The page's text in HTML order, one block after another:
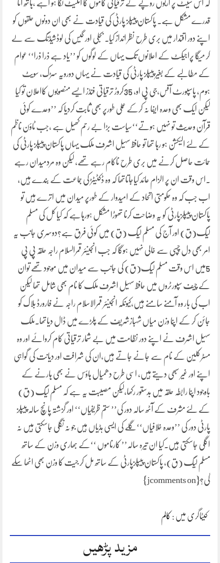
کہ اس سیٹ پر اربوں روپے کے ترقیاتی کاموں کا آملیٹ لگا ہو اہے ،ہاتھ آنا
قدرے مشکل ہے۔ پاکستان پیپلز پارٹی کی قیادت نے بھی ان دونوں حلقوں کو
اپنے دور اقتدار میں بری طرح نظر انداز کیا۔ بجلی اور گیس کی لوڈشیڈنگ سے لے
کر میگا پراجیکٹ کے اعلانوں تک یہاں کے لوگوں کو ’’یاد ہے ذرا ذرا‘‘ عوام
کے مطالبے کے بغیر پیپلز پارٹی کی قیادت نے یہاں دورویہ سڑک، سویٹ
ہوم، پاسپورٹ آفس،جی پی او، 35کروڑ ترقیاتی فنڈز ایسے منصوبوں کااعلان تو کیا
لیکن ایک بھی وعدہ ایفا نہ کرکے عملی طورپر بھی ثابت کردیا کہ ’’وعدے کوئی
قرآن وحدیث تو نہیں ہوتے‘‘سیاست بڑا بے رحم کھیل ہے ،جب ٹاؤن ناظم
کے لئے الیکشن ہو رہا تھا تو حافظ سہیل اشرف ملک یہاں پاکستان پیپلز پارٹی کی
حمائت حاصل کرنے میں بری طرح ناکام رہے تھے، لیکن وہ مردمیدان رہے
۔اس وقت ان پر الزام عائد کیاجاتاتھا کہ وہ ڈکٹیٹڑ کی جماعت کے بندے ہیں،
اب جب کہ وہ حکومتی اتحاد کے امیدوار کے طورپر میدان میں اترے ہیں تو
پاکستان پیپلزپارٹی کو یہ وضاحت کرنا تھوڑا مشکل ہورہاہے کہ کیا کل کی مسلم
لیگ(ق) اور آج کی مسلم لیگ (ق) میں کوئی فرق ہے؟دوسری جانب یہ
امر بھی دل چسپی سے خالی نہیں ہوگا کہ جب انجینئر قمرالسلام راجہ حلقہ پی پی
5میں اس وقت مسلم لیگ(ق) کی جانب سے میدان میں موجود تھے توان
کے چیف سپورٹروں میں حافظ سہیل اشرف ملک کا نام بھی شامل تھا لیکن
اب کی بار وہ آمنے سامنے ہیں،کیونکہ انجینئر قمرالاسلام راجہ نے فارورڈ بلاک کو
جائن کر کے اپنا وزن میاں شہبازشریف کے پلڑے میں ڈال دیاتھا۔ملک
سہیل اشرف نے اپنے دور نظامت میں بے شمار ترقیاتی کام کروائے اور وہ
مسٹرکلین کے نام سے جانے جاتے ہیں،ان کی شرافت اور دیانت کی گواہی
اپنے اور غیر سبھی دیتے ہیں، اسی طرح دھمیال ہاؤس نے بھی ہارنے کے
باوجود اپنا رابطہ حلقہ میں بدستور رکھا،لیکن مصیبت یہ ہے کہ مسلم لیگ (ق)
کے لئے مشرف کے آٹھ سالہ دور کی’’ ستم ظریفیاں‘‘ اور گزشتہ پانچ سالہ پیپلز
پارٹی دور کی ’’وعدہ خلافیاں‘‘گلے کی ایسی ہڈیاں ہیں جو نہ نگلی جاسکتی ہیں نہ
اگلی جاسکتی ہیں۔کیا ان تیرہ سالہ’’ کارناموں ‘‘کے بھاری وزن کے ساتھ
مسلم لیگ (ق)، پاکستان پیپلزپارٹی کے ساتھ مل کر جیت کا وزن بھی اٹھا سکے
گی؟{jcomments on}
کیٹاگری میں : کالم
مزید پڑھیں